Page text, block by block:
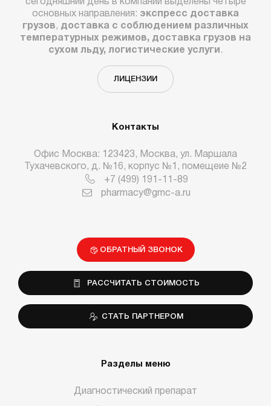
сегодняшний день в компании выделены четыре
основных направления: экспресс доставка
грузов, доставка с соблюдением различных
температурных режимов, доставка грузов на
сухом льду, логистические услуги .
ЛИЦЕНЗИИ
Контакты
Офис Москва: 123423, Москва, ул. Маршала
Тухачевского, д. №16, корпус №1, помещеие №2
+7 (499) 191-11-89
pharmacy@gmc-a.ru
ОБРАТНЫЙ ЗВОНОК
РАССЧИТАТЬ СТОИМОСТЬ
СТАТЬ ПАРТНЕРОМ
Разделы меню
Диагностический препарат